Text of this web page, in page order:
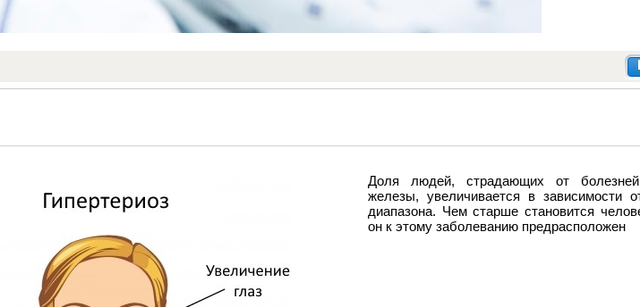
Доля людей, страдающих от
железы, увеличивается в зависимости
диапазона. Чем старше становится
он к этому заболеванию предрасположен